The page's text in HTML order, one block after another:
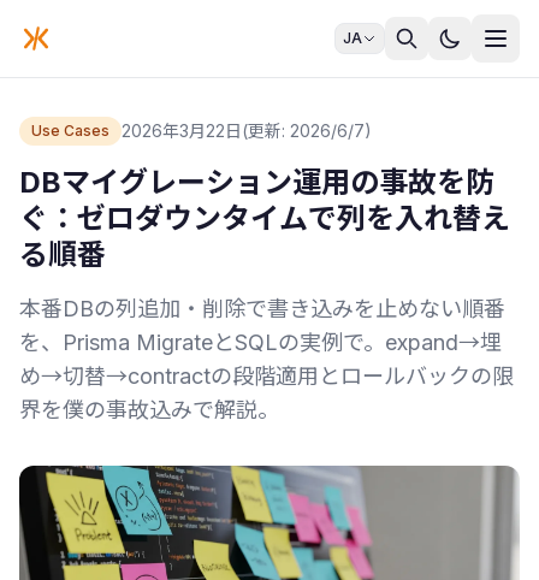
JA
Use Cases 2026年3月22日(更新: 2026/6/7)
DBマイグレーション運用の事故を防
ぐ：ゼロダウンタイムで列を入れ替え
る順番
本番DBの列追加・削除で書き込みを止めない順番
を、Prisma MigrateとSQLの実例で。expand→埋
め→切替→contractの段階適用とロールバックの限
界を僕の事故込みで解説。